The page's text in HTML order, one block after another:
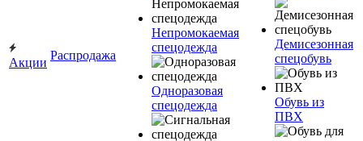
Акции
Распродажа
Непромокаемая
спецодежда
Одноразовая
спецодежда
Демисезонная
спецобувь
Обувь из
ПВХ